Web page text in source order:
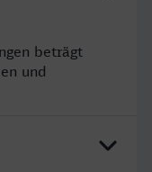
beträgt
und